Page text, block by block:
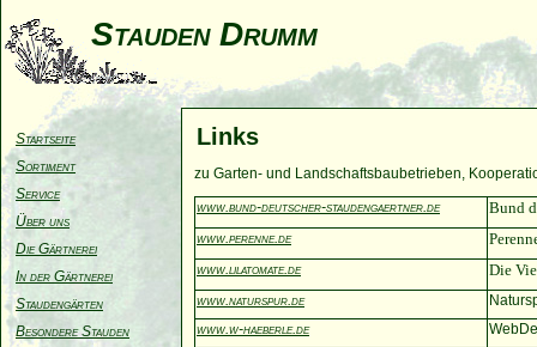
Stauden Drumm
Startseite
Sortiment
Service
Über uns
Die Gärtnerei
In der Gärtnerei
Staudengärten
Besondere Stauden
Links
zu Garten- und Landschaftsbaubetrieben,
www.bund-deutscher-staudengaertner.de
Bund
www.perenne.de
www.lilatomate.de Die
www.naturspur.de
www.w-haeberle.de